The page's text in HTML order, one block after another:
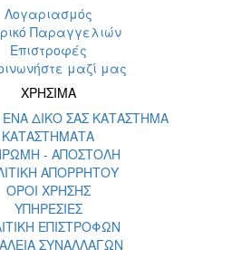
Λογαριασμός
Παραγγελιών
Επιστροφές
μαζί μας
ΧΡΗΣΙΜΑ
ΔΙΚΟ ΣΑΣ ΚΑΤΑΣΤΗΜΑ
ΚΑΤΑΣΤΗΜΑΤΑ
- ΑΠΟΣΤΟΛΗ
ΑΠΟΡΡΗΤΟΥ
ΟΡΟΙ ΧΡΗΣΗΣ
ΥΠΗΡΕΣΙΕΣ
ΕΠΙΣΤΡΟΦΩΝ
ΣΥΝΑΛΛΑΓΩΝ